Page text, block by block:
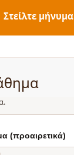
Στείλτε μήνυμα